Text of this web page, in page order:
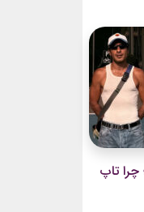
میان
در
تاپ